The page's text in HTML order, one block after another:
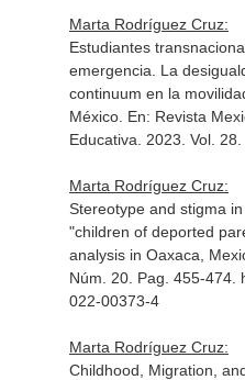
Marta Rodríguez Cruz:
Estudiantes
emergencia. La
continuum en la
México. En: Revista
Educativa . 2023. Vol.
Marta Rodríguez Cruz:
Stereotype and stigma
"children of deported
analysis in Oaxaca,
Núm. 20. Pag. 455-474.
022-00373-4
Marta Rodríguez Cruz:
Childhood, Migration,